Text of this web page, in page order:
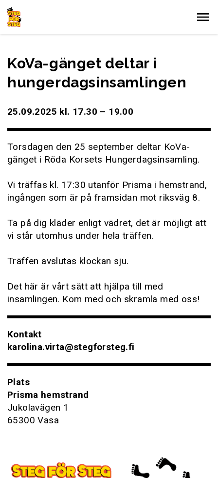
Gå till innehållet
KoVa-gänget deltar i
hungerdagsinsamlingen
25.09.2025 kl. 17.30 – 19.00
Torsdagen den 25 september deltar KoVa-
gänget i Röda Korsets Hungerdagsinsamling.
Vi träffas kl. 17:30 utanför Prisma i hemstrand,
ingången som är på framsidan mot riksväg 8.
Ta på dig kläder enligt vädret, det är möjligt att
vi står utomhus under hela träffen.
Träffen avslutas klockan sju.
Det här är vårt sätt att hjälpa till med
insamlingen. Kom med och skramla med oss!
Kontakt
karolina.virta@stegforsteg.fi
Plats
Prisma hemstrand
Jukolavägen 1
65300 Vasa